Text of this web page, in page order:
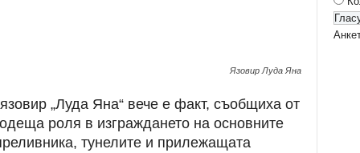
Язовир Луда Яна
„Луда Яна“ вече е факт, съобщиха от
роля в изграждането на основните
тунелите и прилежащата